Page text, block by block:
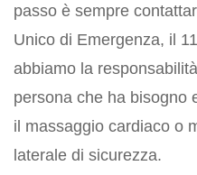
passo è sempre
Unico di Emergenza, il
abbiamo la
persona che ha bisogno
il massaggio cardiaco o
laterale di sicurezza.